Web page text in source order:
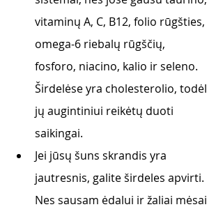
vitaminų A, C, B12, folio rūgšties,
omega-6 riebalų rūgščių,
fosforo, niacino, kalio ir seleno.
Širdelėse yra cholesterolio, todėl
jų augintiniui reikėtų duoti
saikingai.
Jei jūsų šuns skrandis yra
jautresnis, galite širdeles apvirti.
Nes sausam ėdalui ir žaliai mėsai